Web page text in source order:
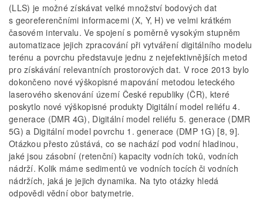
(LLS) je možné získávat velké množství bodových dat
s georeferenčními informacemi (X, Y, H) ve velmi krátkém
časovém intervalu. Ve spojení s poměrně vysokým stupněm
automatizace jejich zpracování při vytváření digitálního modelu
terénu a povrchu představuje jednu z nejefektivnějších metod
pro získávání relevantních prostorových dat. V roce 2013 bylo
dokončeno nové výškopisné mapování metodou leteckého
laserového skenování území České republiky (ČR), které
poskytlo nové výškopisné produkty Digitální model reliéfu 4.
generace (DMR 4G), Digitální model reliéfu 5. generace (DMR
5G) a Digitální model povrchu 1. generace (DMP 1G) [8, 9].
Otázkou přesto zůstává, co se nachází pod vodní hladinou,
jaké jsou zásobní (retenční) kapacity vodních toků, vodních
nádrží. Kolik máme sedimentů ve vodních tocích či vodních
nádržích, jaká je jejich dynamika. Na tyto otázky hledá
odpovědi vědní obor batymetrie.